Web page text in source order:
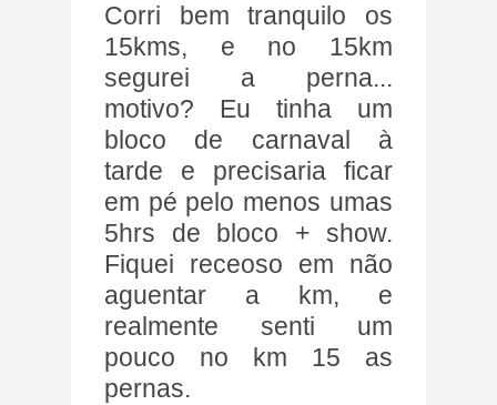
Corri bem tranquilo os
15kms, e no 15km
segurei a perna...
motivo? Eu tinha um
bloco de carnaval à
tarde e precisaria ficar
em pé pelo menos umas
5hrs de bloco + show.
Fiquei receoso em não
aguentar a km, e
realmente senti um
pouco no km 15 as
pernas.